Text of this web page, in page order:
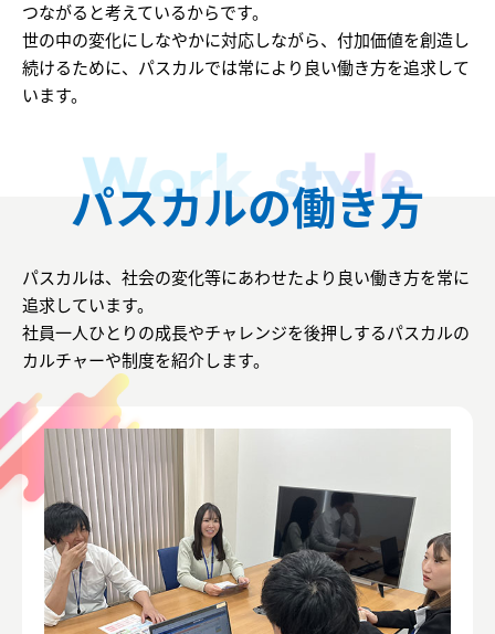
つながると考えているからです。
世の中の変化にしなやかに対応しながら、付加価値を創造し
続けるために、パスカルでは常により良い働き方を追求して
います。
パスカルの働き方
パスカルは、社会の変化等にあわせたより良い働き方を常に
追求しています。
社員一人ひとりの成長やチャレンジを後押しするパスカルの
カルチャーや制度を紹介します。